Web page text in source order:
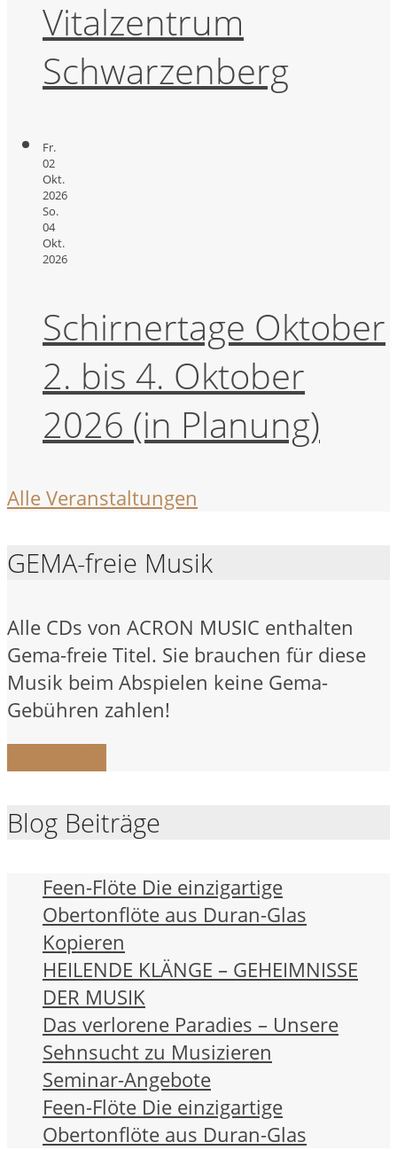
Vitalzentrum
Schwarzenberg
Fr.
02
Okt.
2026
So.
04
Okt.
2026
Schirnertage Oktober
2. bis 4. Oktober
2026 (in Planung)
Alle Veranstaltungen
GEMA-freie Musik
Alle CDs von ACRON MUSIC enthalten
Gema-freie Titel. Sie brauchen für diese
Musik beim Abspielen keine Gema-
Gebühren zahlen!
Blog Beiträge
Feen-Flöte Die einzigartige
Obertonflöte aus Duran-Glas
Kopieren
HEILENDE KLÄNGE – GEHEIMNISSE
DER MUSIK
Das verlorene Paradies – Unsere
Sehnsucht zu Musizieren
Seminar-Angebote
Feen-Flöte Die einzigartige
Obertonflöte aus Duran-Glas